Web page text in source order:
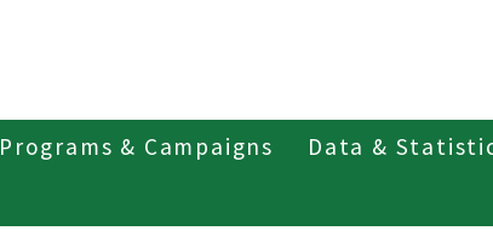
Programs & Campaigns
Data &